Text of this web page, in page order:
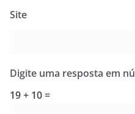
Site
Digite uma resposta em
19 + 10 =